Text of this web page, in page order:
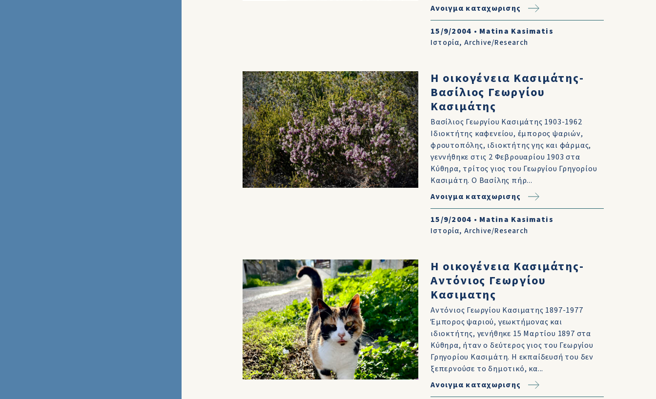
Ανοιγμα καταχωρισης
15/9/2004 • Matina Kasimatis
Ιστορία, Archive/Research
Η οικογένεια Κασιμάτης-
Βασίλιος Γεωργίου
Κασιμάτης
Βασίλιος Γεωργίου Κασιμάτης 1903-1962
Ιδιοκτήτης καφενείου, έμπορος ψαριών,
φρουτοπόλης, ιδιοκτήτης γης και φάρμας,
γεννήθηκε στις 2 Φεβρουαρίου 1903 στα
Κύθηρα, τρίτος γιος του Γεωργίου Γρηγορίου
Κασιμάτη. Ο Βασίλης πήρ...
Ανοιγμα καταχωρισης
15/9/2004 • Matina Kasimatis
Ιστορία, Archive/Research
Η οικογένεια Κασιμάτης-
Αντόνιος Γεωργίου
Κασιματης
Αντόνιος Γεωργίου Κασιματης 1897-1977
Έμπορος ψαριού, γεωκτήμονας και
ιδιοκτήτης, γενήθηκε 15 Μαρτίου 1897 στα
Κύθηρα, ήταν ο δεύτερος γιος του Γεωργίου
Γρηγορίου Κασιμάτη. Η εκπαίδευσή του δεν
ξεπερνούσε το δημοτικό, κα...
Ανοιγμα καταχωρισης